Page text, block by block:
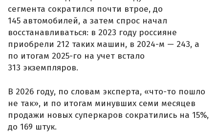
сегмента сократился почти втрое, до
145 автомобилей, а затем спрос начал
восстанавливаться: в 2023 году россияне
приобрели 212 таких машин, в 2024-м — 243, а
по итогам 2025-го на учет встало
313 экземпляров.
В 2026 году, по словам эксперта, «что-то пошло
не так», и по итогам минувших семи месяцев
продажи новых суперкаров сократились на 15%,
до 169 штук.